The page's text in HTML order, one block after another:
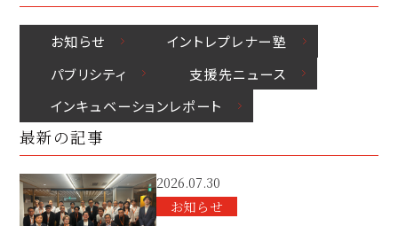
お知らせ
イントレプレナー塾
パブリシティ
⽀援先ニュース
インキュベーションレポート
最新の記事
2026.07.30
お知らせ